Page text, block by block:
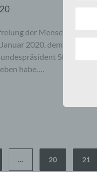
der Menschheit
2020, dem 75.
habe….
… 20 21